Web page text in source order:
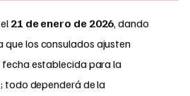
21 de enero de 2026, dando
que los consulados ajusten
establecida para la
todo dependerá de la